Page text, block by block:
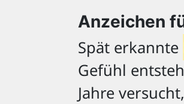
Anzeichen
Spät erkannte
Gefühl
Jahre